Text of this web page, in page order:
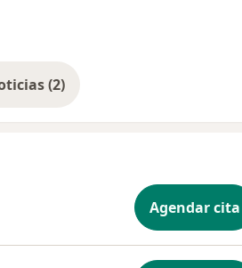
Mostrar más noticias (2)
Agendar cita